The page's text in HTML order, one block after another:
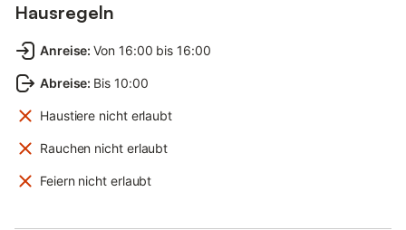
Hausregeln
Anreise: Von 16:00 bis 16:00
Abreise: Bis 10:00
Haustiere nicht erlaubt
Rauchen nicht erlaubt
Feiern nicht erlaubt